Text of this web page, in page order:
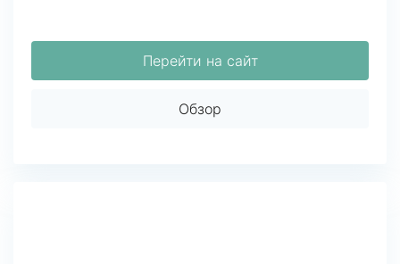
Перейти на сайт
Обзор